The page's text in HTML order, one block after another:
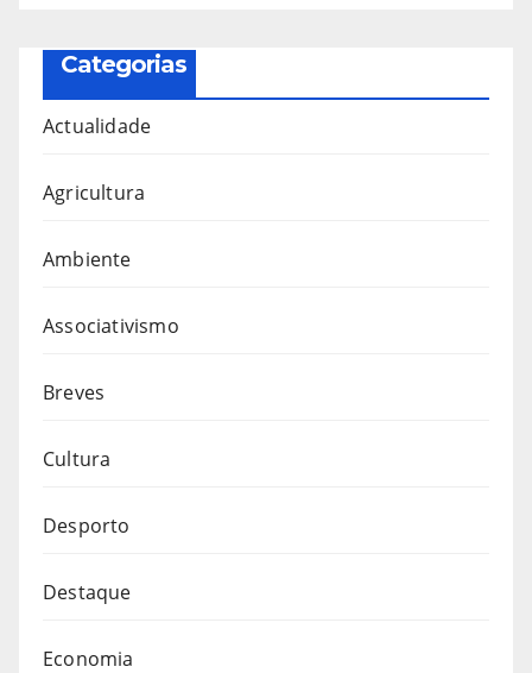
Categorias
Actualidade
Agricultura
Ambiente
Associativismo
Breves
Cultura
Desporto
Destaque
Economia